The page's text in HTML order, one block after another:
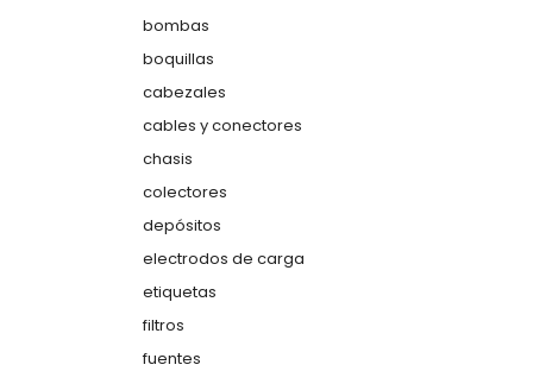
bombas
boquillas
cabezales
cables y conectores
chasis
colectores
depósitos
electrodos de carga
etiquetas
filtros
fuentes